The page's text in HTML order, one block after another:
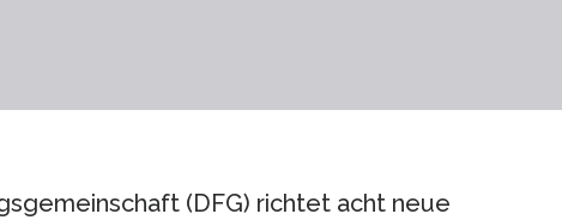
(DFG) richtet acht neue